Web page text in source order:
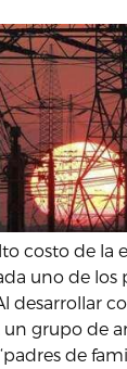
costo de la
uno de
desarrollar
grupo de
de